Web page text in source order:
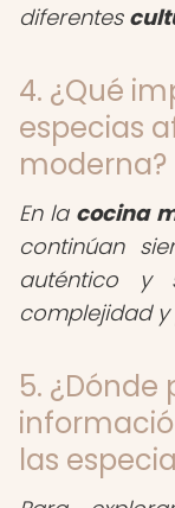
diferentes
4. ¿Qué
especias
moderna?
En la cocina
continúan
auténtico y
complejidad
5.
las